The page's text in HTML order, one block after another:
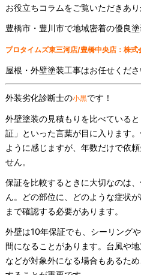
お役立ちコラムをご覧いただきあり
豊橋市・豊川市で地域密着の優良塗
プロタイムズ東三河店/豊橋中央店：株式
屋根・外壁塗装工事はお任せくださ
外装劣化診断士の小黒です！
外壁塗装の見積もりを比べている
証」といった言葉が目に入ります
ように感じますが、年数だけで依
せん。
保証を比較するときに大切なのは
ん。どの部位に、どのような症状
まで確認する必要があります。
外壁は10年保証でも、シーリング
間になることがあります。台風や
などが対象外になる場合もあるた